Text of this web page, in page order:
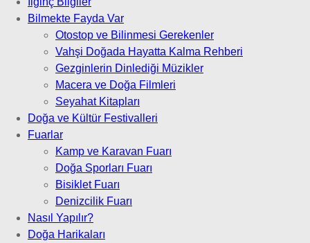
Bilmekte Fayda Var
Otostop ve Bilinmesi Gerekenler
Vahşi Doğada Hayatta Kalma Rehberi
Gezginlerin Dinlediği Müzikler
Macera ve Doğa Filmleri
Seyahat Kitapları
Doğa ve Kültür Festivalleri
Fuarlar
Kamp ve Karavan Fuarı
Doğa Sporları Fuarı
Bisiklet Fuarı
Denizcilik Fuarı
Nasıl Yapılır?
Doğa Harikaları